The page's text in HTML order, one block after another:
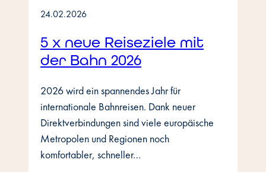
24.02.2026
5 x neue Reiseziele mit
der Bahn 2026
2026 wird ein spannendes Jahr für
internationale Bahnreisen. Dank neuer
Direktverbindungen sind viele europäische
Metropolen und Regionen noch
komfortabler, schneller…